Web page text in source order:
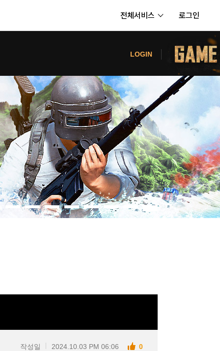
전체서비스 로그인
내정보
보안센터
고객센터
공지사항
카카오게임즈 PC방
게임코인
게임시간선택제
청
LOGIN
작성일 2024.10.03 PM 06:06 0